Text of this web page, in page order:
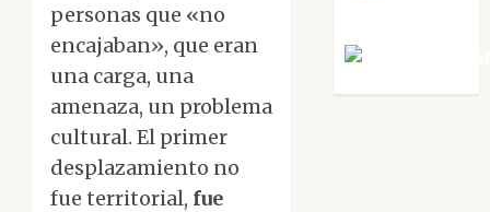
personas que «no
encajaban», que eran
una carga, una
amenaza, un problema
cultural. El primer
desplazamiento no
fue territorial, fue